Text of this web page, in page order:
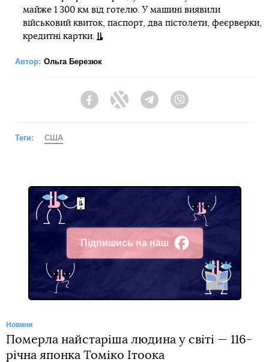
майже 1 300 км від готелю. У машині виявили
військовий квиток, паспорт, два пістолети, феєрверки,
кредитні картки.
Автор: Ольга Березюк
FacebookTwitter Telegram
Теги: США
Підпишись на наш
Facebook
Новини
Померла найстаріша людина у світі — 116-
річна японка Томіко Ітоока